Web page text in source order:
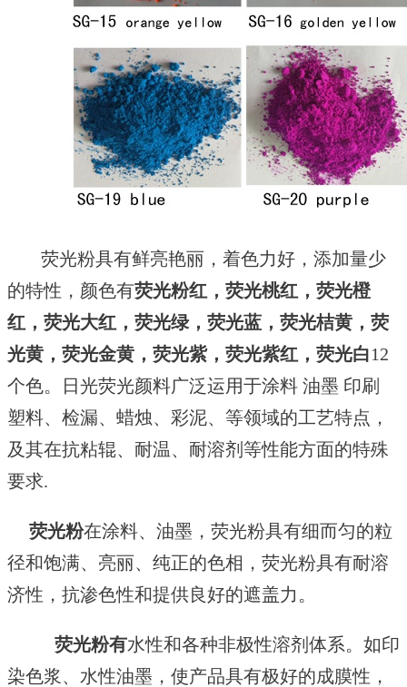
荧光粉具有鲜亮艳丽，着色力好，添加量少
的特性，颜色有荧光粉红，荧光桃红，荧光橙
红，荧光大红，荧光绿，荧光蓝，荧光桔黄，荧
光黄，荧光金黄 ，荧光紫，荧光紫红，荧光白12
个色。日光荧光颜料广泛运用于涂料 油墨 印刷
塑料、检漏、蜡烛、彩泥、等领域的工艺特点，
及其在抗粘辊、耐温、耐溶剂等性能方面的特殊
要求.
荧光粉在涂料、油墨，荧光粉具有细而匀的粒
径和饱满、亮丽、纯正的色相，荧光粉具有耐溶
济性，抗渗色性和提供良好的遮盖力。
荧光粉有水性和各种非极性溶剂体系。如印
染色浆、水性油墨，使产品具有极好的成膜性，